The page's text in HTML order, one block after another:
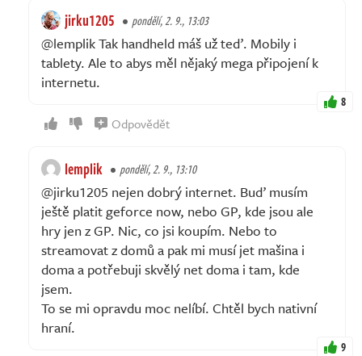
jirku1205 pondělí, 2. 9., 13:03
@lemplik Tak handheld máš už teď. Mobily i
tablety. Ale to abys měl nějaký mega připojení k
internetu.
8
Odpovědět
lemplik pondělí, 2. 9., 13:10
@jirku1205 nejen dobrý internet. Buď musím
ještě platit geforce now, nebo GP, kde jsou ale
hry jen z GP. Nic, co jsi koupím. Nebo to
streamovat z domů a pak mi musí jet mašina i
doma a potřebuji skvělý net doma i tam, kde
jsem.
To se mi opravdu moc nelíbí. Chtěl bych nativní
hraní.
9